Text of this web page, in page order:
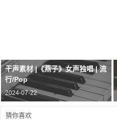
干声素材 |《燕子》女声独唱 | 流
行/Pop
2024-07-22
猜你喜欢